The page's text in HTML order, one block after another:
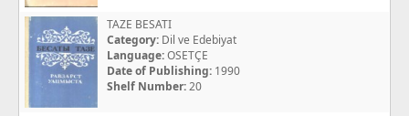
TAZE BESATI
Category: Dil ve Edebiyat
Language:OSETÇE
Date of Publishing: 1990
Shelf Number:20